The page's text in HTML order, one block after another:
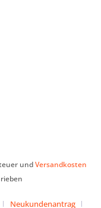
undVersandkosten
Neukundenantrag